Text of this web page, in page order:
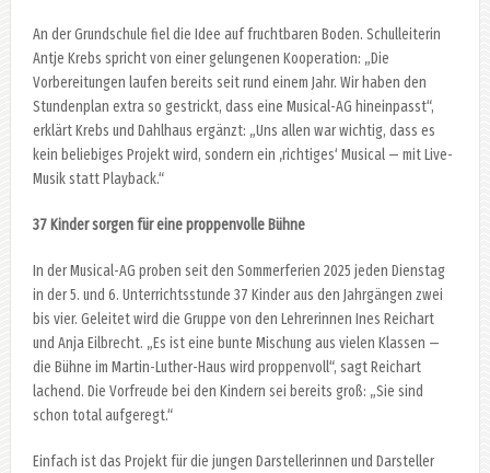
An der Grundschule fiel die Idee auf fruchtbaren Boden. Schulleiterin
Antje Krebs spricht von einer gelungenen Kooperation: „Die
Vorbereitungen laufen bereits seit rund einem Jahr. Wir haben den
Stundenplan extra so gestrickt, dass eine Musical-AG hineinpasst“,
erklärt Krebs und Dahlhaus ergänzt: „Uns allen war wichtig, dass es
kein beliebiges Projekt wird, sondern ein ‚richtiges‘ Musical — mit Live-
Musik statt Playback.“
37 Kinder sorgen für eine proppenvolle Bühne
In der Musical-AG proben seit den Sommerferien 2025 jeden Dienstag
in der 5. und 6. Unterrichtsstunde 37 Kinder aus den Jahrgängen zwei
bis vier. Geleitet wird die Gruppe von den Lehrerinnen Ines Reichart
und Anja Eilbrecht. „Es ist eine bunte Mischung aus vielen Klassen —
die Bühne im Martin-Luther-Haus wird proppenvoll“, sagt Reichart
lachend. Die Vorfreude bei den Kindern sei bereits groß: „Sie sind
schon total aufgeregt.“
Einfach ist das Projekt für die jungen Darstellerinnen und Darsteller